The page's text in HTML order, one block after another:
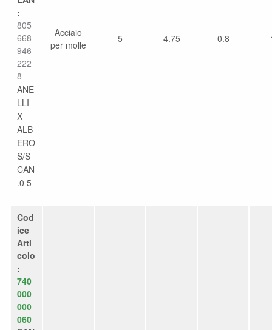
:
805
668
946
222
8
ANE
LLI
X
ALB
ERO
S/S
CAN
.0 5
Acciaio
per molle
5 4.75 0.8
Cod
ice
Arti
colo
:
740
000
000
060